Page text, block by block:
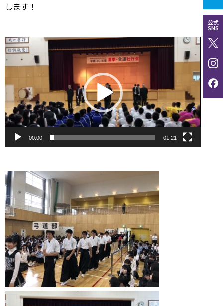
公式
SNS
します！
動
画
レ
ー
ヤ
ー
00:00 01:21